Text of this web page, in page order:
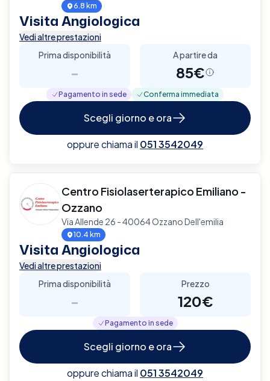
6.8 km
Visita Angiologica
Vedi altre prestazioni
Prima disponibilità
-
A partire da
85€
Pagamento in sede Conferma immediata
Scegli giorno e ora
oppure chiama il 051 3542049
Centro Fisiolaserterapico Emiliano -
Ozzano
Via Allende 26 - 40064 Ozzano Dell'emilia
10.4 km
Visita Angiologica
Vedi altre prestazioni
Prima disponibilità
-
Prezzo
120€
Pagamento in sede
Scegli giorno e ora
oppure chiama il 051 3542049